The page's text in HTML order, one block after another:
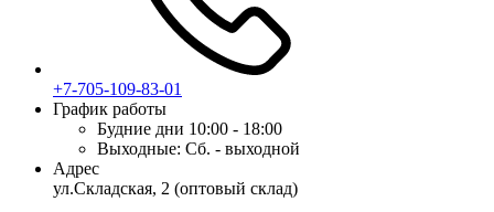
+7-705-109-83-01
График работы
Будние дни 10:00 - 18:00
Выходные: Сб. - выходной
Адрес
ул.Складская, 2 (оптовый склад)